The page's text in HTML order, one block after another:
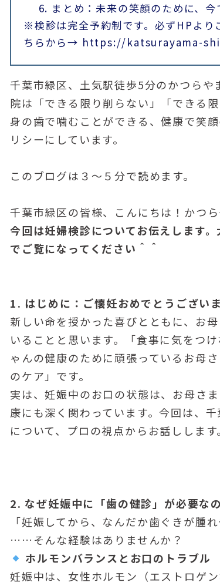
6. まとめ：未来の笑顔のために、今
※検診は完全予約制です。必ずHPより
ちらから→ https://katsurayama-
千葉市緑区、土気駅徒歩5分のかつらや
院は「できる限り削らない」「できる
身の歯で噛むことができる、健康で笑
リシーにしています。
このブログは３〜５分で読めます。
千葉市緑区の皆様、こんにちは！かつ
今回は妊婦検診についてお伝えします
でご覧になってください＾＾
1. はじめに：ご懐妊おめでとうござい
新しい命を授かった喜びとともに、お
いることと思います。「食事に気をつ
ゃんの健康のために頑張っているお母
のケア」です。
実は、妊娠中のお口の状態は、お母さ
康にも深く関わっています。今回は、
について、プロの視点からお話しします
2. なぜ妊娠中に「歯の健診」が必要な
「妊娠してから、なんだか歯ぐきが腫
……そんな経験はありませんか？
ホルモンバランスとお口のトラブル
妊娠中は、女性ホルモン（エストロゲ